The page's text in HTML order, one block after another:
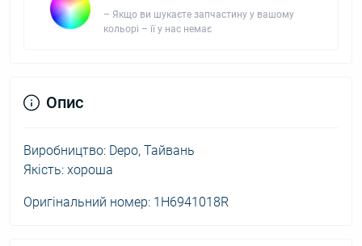
– Якщо ви шукаєте запчастину у вашому
кольорі – її у нас немає
Опис
Виробництво: Depo, Тайвань
Якість: хороша
Оригінальний номер: 1H6941018R